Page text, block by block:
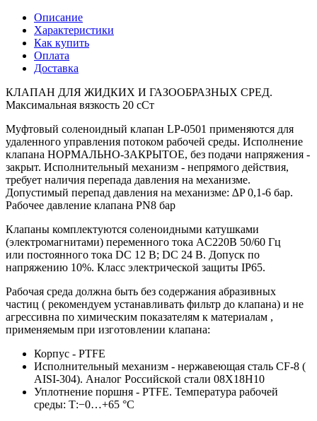
Описание
Характеристики
Как купить
Оплата
Доставка
КЛАПАН ДЛЯ ЖИДКИХ И ГАЗООБРАЗНЫХ СРЕД.
Максимальная вязкость 20 сСт
Муфтовый соленоидный клапан LP-0501 применяются для
удаленного управления потоком рабочей среды. Исполнение
клапана НОРМАЛЬНО-ЗАКРЫТОЕ, без подачи напряжения -
закрыт. Исполнительный механизм - непрямого действия,
требует наличия перепада давления на механизме.
Допустимый перепад давления на механизме: ∆P 0,1-6 бар.
Рабочее давление клапана PN8 бар
Клапаны комплектуются соленоидными катушками
(электромагнитами) переменного тока AC220В 50/60 Гц
или постоянного тока DC 12 В; DC 24 В. Допуск по
напряжению 10%. Класс электрической защиты IP65.
Рабочая среда должна быть без содержания абразивных
частиц ( рекомендуем устанавливать фильтр до клапана) и не
агрессивна по химическим показателям к материалам ,
применяемым при изготовлении клапана:
Корпус - PTFE
Исполнительный механизм - нержавеющая сталь CF-8 (
AISI-304). Аналог Российской стали 08Х18Н10
Уплотнение поршня - PTFE. Температура рабочей
среды: Т:−0…+65 °С